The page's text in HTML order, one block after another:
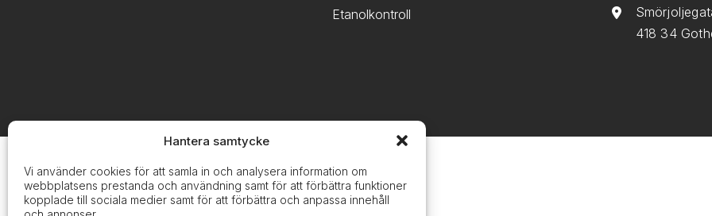
Hantera samtycke
Vi använder cookies för att samla in och analysera information om
webbplatsens prestanda och användning samt för att förbättra funktioner
kopplade till sociala medier samt för att förbättra och anpassa innehåll
Etanolkontroll
418 34